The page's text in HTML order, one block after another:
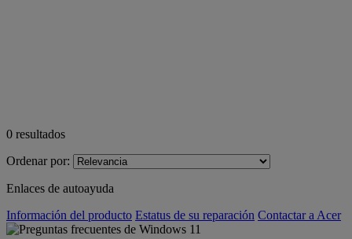
0 resultados
Ordenar por:
Enlaces de autoayuda
Información del producto Estatus de su reparación Contactar a Acer